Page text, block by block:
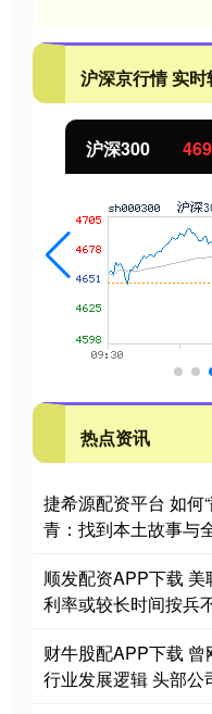
沪深京行情 实时
北证50
热点资讯
捷希源配资平台 如何
青：找到本土故事与
顺发配资APP下载
利率或较长时间按兵
财牛股配APP下载
行业发展逻辑 头部公